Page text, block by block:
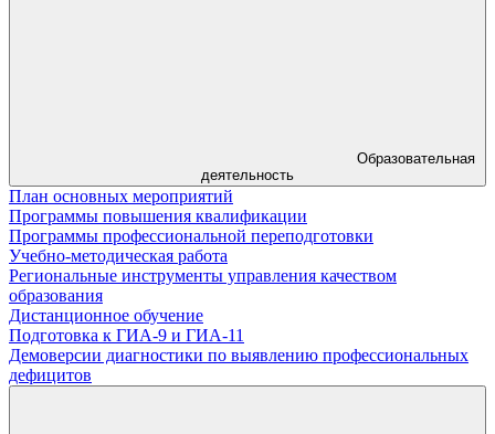
Образовательная
деятельность
План основных мероприятий
Программы повышения квалификации
Программы профессиональной переподготовки
Учебно-методическая работа
Региональные инструменты управления качеством
образования
Дистанционное обучение
Подготовка к ГИА-9 и ГИА-11
Демоверсии диагностики по выявлению профессиональных
дефицитов